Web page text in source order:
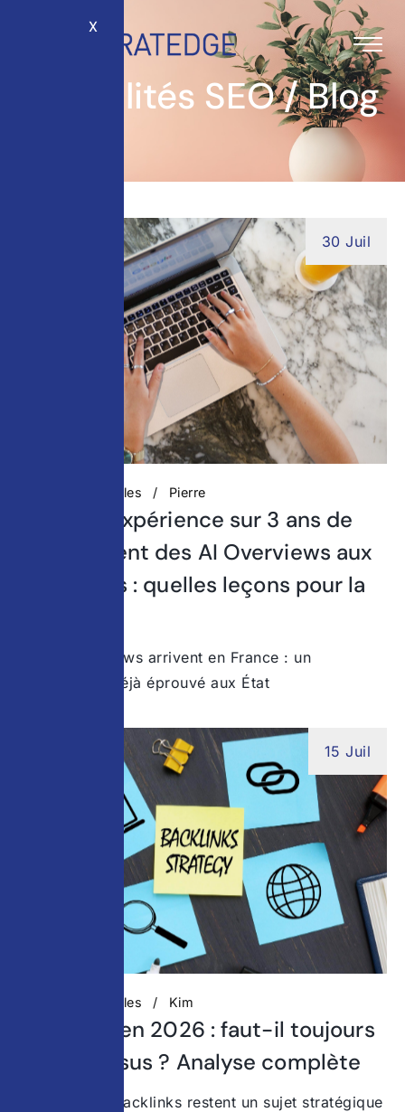
X
Actualités SEO / Blog
30 Juil
Actualités digitales Pierre
Retour d’expérience sur 3 ans de
déploiement des AI Overviews aux
États-Unis : quelles leçons pour la
Les AI Overviews arrivent en France : un
changement déjà éprouvé aux État
15 Juil
Actualités digitales Kim
Backlinks en 2026 : faut-il toujours
miser dessus ? Analyse complète
Pourquoi les backlinks restent un sujet stratégique